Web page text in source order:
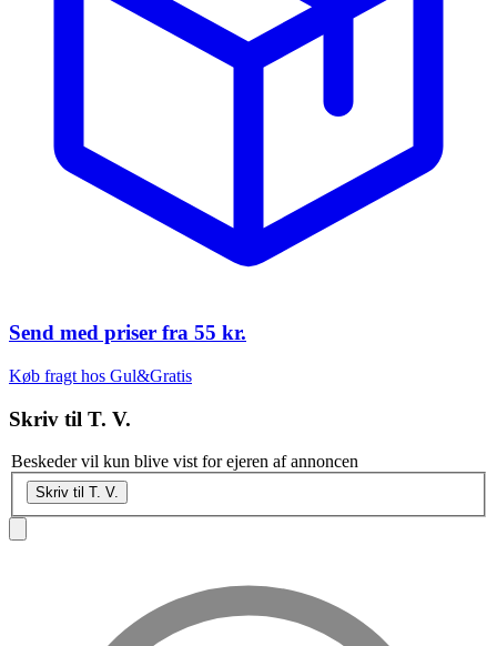
Send med priser fra 55 kr.
Køb fragt hos Gul&Gratis
Skriv til T. V.
Beskeder vil kun blive vist for ejeren af annoncen
Skriv til T. V.